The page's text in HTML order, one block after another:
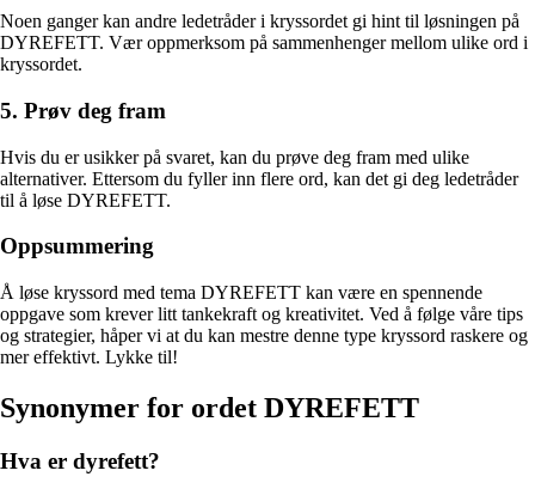
Noen ganger kan andre ledetråder i kryssordet gi hint til løsningen på
DYREFETT. Vær oppmerksom på sammenhenger mellom ulike ord i
kryssordet.
5. Prøv deg fram
Hvis du er usikker på svaret, kan du prøve deg fram med ulike
alternativer. Ettersom du fyller inn flere ord, kan det gi deg ledetråder
til å løse DYREFETT.
Oppsummering
Å løse kryssord med tema DYREFETT kan være en spennende
oppgave som krever litt tankekraft og kreativitet. Ved å følge våre tips
og strategier, håper vi at du kan mestre denne type kryssord raskere og
mer effektivt. Lykke til!
Synonymer for ordet DYREFETT
Hva er dyrefett?